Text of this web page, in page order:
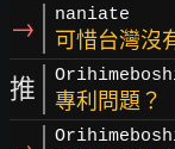
→ naniate
可惜台灣沒
推 專利問題？